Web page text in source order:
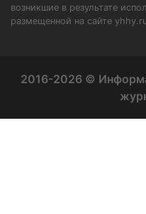
возникшие в результате
размещенной на сайте
2016-2026 ©